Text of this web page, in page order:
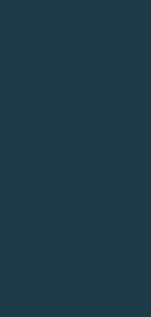
erreicht
diejenige,
geht
zu, dass
Jahre
ihn, um